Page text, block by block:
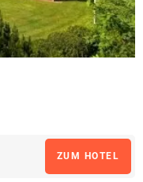
ZUM HOTEL